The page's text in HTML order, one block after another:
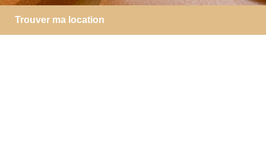
Trouver ma location